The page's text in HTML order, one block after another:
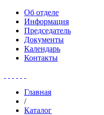
Об отделе
Информация
Председатель
Документы
Календарь
Контакты
Главная
/
Каталог